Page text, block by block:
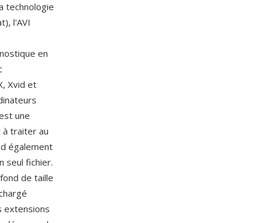
technologie
l'AVI
en
Xvid et
une
traiter au
également
seul fichier.
de taille
extensions